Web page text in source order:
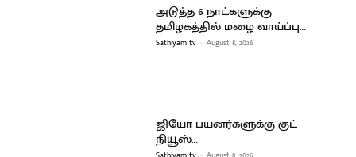
அடுத்த 6 நாட்களுக்கு
தமிழகத்தில் மழை வாய்ப்பு…
Sathiyam tv - August 8, 2026
ஜியோ பயனர்களுக்கு குட்
நியூஸ்…